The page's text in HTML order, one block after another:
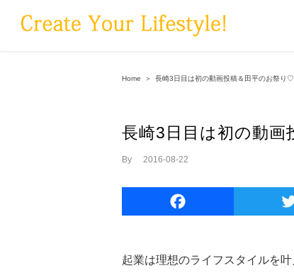
Home ＞ 長崎3日目は初の動画投稿＆田平のお祭り♡
長崎3日目は初の動
By 2016-08-22
Facebook
起業は理想のライフスタイルを叶